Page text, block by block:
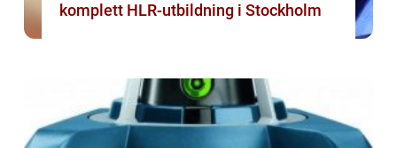
komplett HLR-utbildning i Stockholm